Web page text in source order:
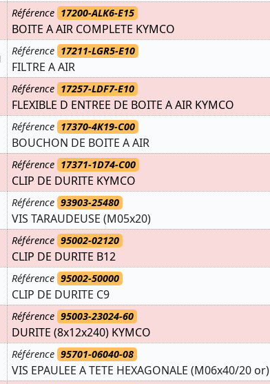
Référence 17200-ALK6-E15
BOITE A AIR COMPLETE KYMCO
Référence 17211-LGR5-E10
FILTRE A AIR
Référence 17257-LDF7-E10
FLEXIBLE D ENTREE DE BOITE A AIR KYMCO
Référence 17370-4K19-C00
BOUCHON DE BOITE A AIR
Référence 17371-1D74-C00
CLIP DE DURITE KYMCO
Référence 93903-25480
VIS TARAUDEUSE (M05x20)
Référence 95002-02120
CLIP DE DURITE B12
Référence 95002-50000
CLIP DE DURITE C9
Référence 95003-23024-60
DURITE (8x12x240) KYMCO
Référence 95701-06040-08
VIS EPAULEE A TETE HEXAGONALE (M06x40/20 or)